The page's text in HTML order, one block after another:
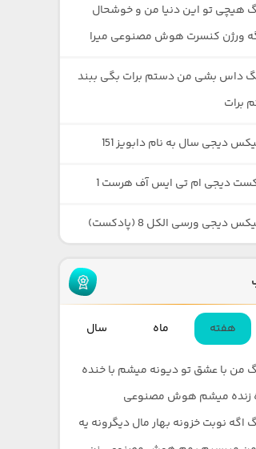
هیچی تو این دنیا من و خوشحال
ورژن کنسرت هوش مصنوعی میرا
داس بشی من دستم برات بگی ببند
برات
دیجی سال به نام دابویز 151
دیجی ام تی ایس آف هرست 1
دیجی ورسی الکل 8 (پادکست)
هفته ماه سال
من با عشق تو دیونه میشم با خنده
زنده میشم هوش مصنوعی
اگه نوبت خزونه بهار مال دیگرونه یه